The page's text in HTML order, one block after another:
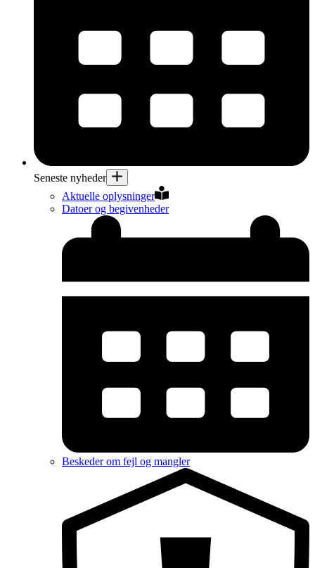
Seneste nyheder
Aktuelle oplysninger
Datoer og begivenheder
Beskeder om fejl og mangler